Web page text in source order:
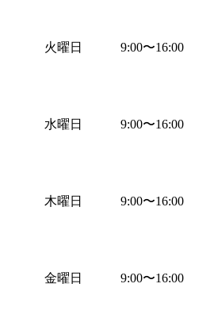
火曜日
水曜日
木曜日
金曜日
9:00〜16:00
9:00〜16:00
9:00〜16:00
9:00〜16:00